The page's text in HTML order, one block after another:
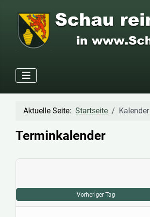
Aktuelle Seite: Startseite Kalender
Terminkalender
Vorheriger Tag